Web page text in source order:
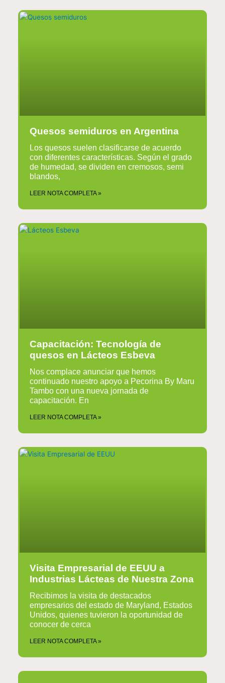
Quesos semiduros en Argentina
Los quesos suelen clasificarse de acuerdo
con diferentes características. Según el grado
de humedad, se dividen en cremosos, semi
blandos,
LEER NOTA COMPLETA »
Capacitación: Tecnología de
quesos en Lácteos Esbeva
Nos complace anunciar que hemos
continuado nuestro apoyo a Pecorina By Maru
Tambo con una nueva jornada de
capacitación. En
LEER NOTA COMPLETA »
Visita Empresarial de EEUU a
Industrias Lácteas de Nuestra Zona
Recibimos la visita de destacados
empresarios del estado de Maryland, Estados
Unidos, quienes tuvieron la oportunidad de
conocer de cerca
LEER NOTA COMPLETA »